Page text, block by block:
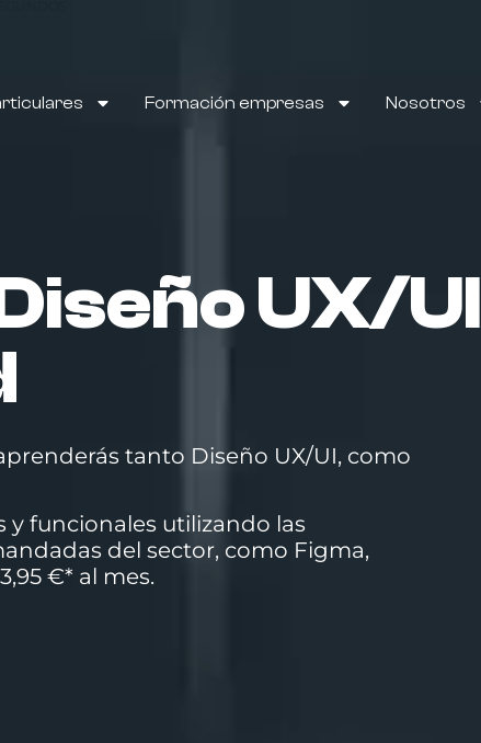
Formación empresas Nosotros
UX/UI
tanto Diseño UX/UI, como
y funcionales utilizando las
del sector, como Figma,
€* al mes.